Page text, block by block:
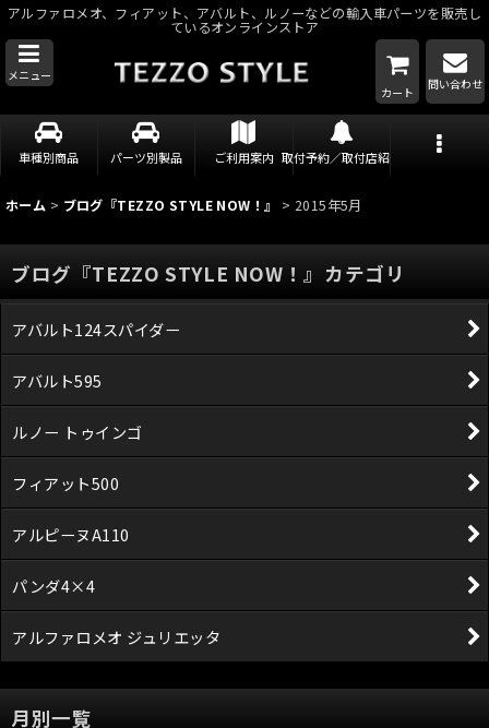
アルファロメオ、フィアット、アバルト、ルノーなどの輸入車パーツを販売し
ているオンラインストア
メニュー
カート
問い合わせ
車種別商品 パーツ別製品 ご利用案内 取付予約／取付店紹介
ホーム > ブログ『TEZZO STYLE NOW！』 > 2015年5月
ブログ『TEZZO STYLE NOW！』カテゴリ
アバルト124スパイダー
アバルト595
ルノー トゥインゴ
フィアット500
アルピーヌA110
パンダ4×4
アルファロメオ ジュリエッタ
月別一覧